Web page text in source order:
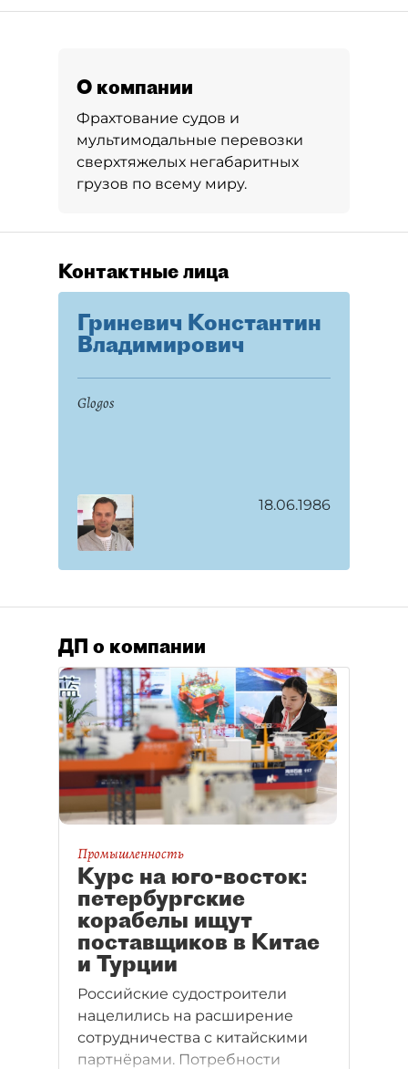
О компании
Фрахтование судов и
мультимодальные перевозки
сверхтяжелых негабаритных
грузов по всему миру.
Контактные лица
Гриневич Константин
Владимирович
Glogos
18.06.1986
ДП о компании
Промышленность
Курс на юго-восток:
петербургские
корабелы ищут
поставщиков в Китае
и Турции
Российские судостроители
нацелились на расширение
сотрудничества с китайскими
партнёрами. Потребности